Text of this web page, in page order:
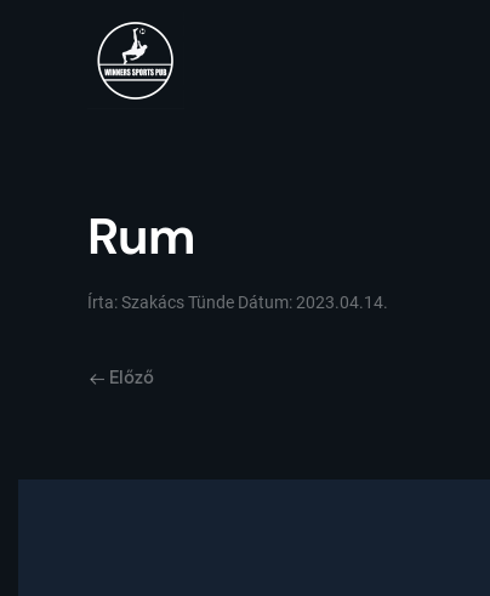
Rum
Írta:Szakács Tünde Dátum:2023.04.14.
Előző